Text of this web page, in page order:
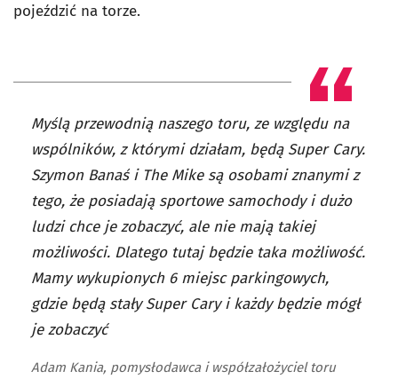
pojeździć na torze.
Myślą przewodnią naszego toru, ze względu na
wspólników, z którymi działam, będą Super Cary.
Szymon Banaś i The Mike są osobami znanymi z
tego, że posiadają sportowe samochody i dużo
ludzi chce je zobaczyć, ale nie mają takiej
możliwości. Dlatego tutaj będzie taka możliwość.
Mamy wykupionych 6 miejsc parkingowych,
gdzie będą stały Super Cary i każdy będzie mógł
je zobaczyć
Adam Kania, pomysłodawca i współzałożyciel toru